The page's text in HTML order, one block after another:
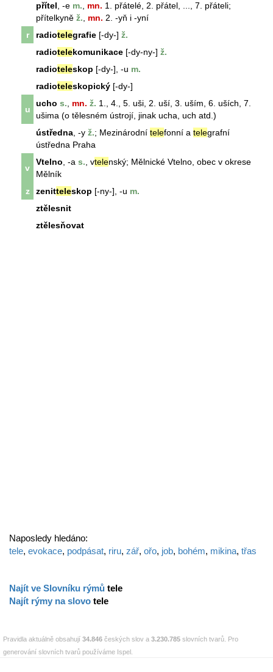
přítel , -e m. mn. 1. přátelé, 2. přátel, ..., 7. přáteli;
přítelkyně ž. mn. 2. -yň i -yní
r
radiotelegrafie [-dy-] ž.
radiotelekomunikace [-dy-ny-] ž.
radioteleskop [-dy-], -u m.
radioteleskopický [-dy-]
u
ucho s. mn. ž. 1., 4., 5. uši, 2. uší, 3. uším, 6. uších, 7.
ušima (o tělesném ústrojí, jinak ucha, uch atd.)
ústředna , -y ž.; Mezinárodní telefonní a telegrafní
ústředna Praha
v
Vtelno , -a s. , vtelenský; Mělnické Vtelno , obec v okrese
Mělník
z
zenitteleskop [-ny-], -u m.
ztělesnit
ztělesňovat
Naposledy hledáno:
tele, evokace, podpásat, riru, zář, ořo, job, bohém, mikina, třas
Najít ve Slovníku rýmů tele
Najít rýmy na slovo tele
Pravidla aktuálně obsahují 34.846 českých slov a 3.230.785 slovních tvarů. Pro
generování slovních tvarů používáme Ispel.